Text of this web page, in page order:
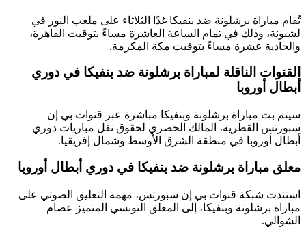
تُقام مباراة برشلونة ضد بنفيكا غدًا الثلاثاء على ملعب النور في
لشبونة، وذلك في تمام الساعة العاشرة مساءً بتوقيت القاهرة،
والحادية عشرة مساءً بتوقيت مكة المكرمة.
القنوات الناقلة لمباراة برشلونة ضد بنفيكا في دوري
أبطال أوروبا
سيتم بث مباراة برشلونة وبنفيكا مباشرة عبر قنوات بي إن
سبورتس القطرية، المالك الحصري لحقوق نقل مباريات دوري
أبطال أوروبا في منطقة الشرق الأوسط وشمال إفريقيا.
معلق مباراة برشلونة ضد بنفيكا في دوري أبطال أوروبا
استندت شبكة قنوات بي إن سبورتس، مهمة التعليق الصوتي على
مباراة برشلونة وبنفيكا، إلى المعلق التونسي المتميز عصام
الشوالي.